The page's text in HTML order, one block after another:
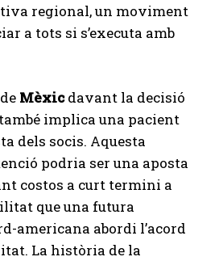
regional, un moviment
a tots si s’executa amb
Mèxicdavant la decisió
també implica una pacient
dels socis. Aquesta
podria ser una aposta
costos a curt termini a
que una futura
americana abordi l’acord
La història de la